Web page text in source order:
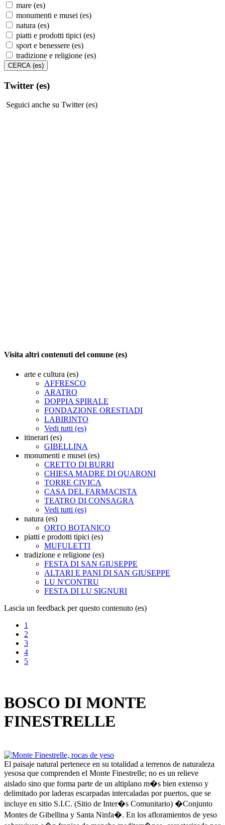
mare (es)
monumenti e musei (es)
natura (es)
piatti e prodotti tipici (es)
sport e benessere (es)
tradizione e religione (es)
Twitter (es)
Seguici anche su Twitter (es)
Visita altri contenuti del comune (es)
arte e cultura (es)
AFFRESCO
ARATRO
DOPPIA SPIRALE
FONDAZIONE ORESTIADI
LABIRINTO
Vedi tutti (es)
itinerari (es)
GIBELLINA
monumenti e musei (es)
CRETTO DI BURRI
CHIESA MADRE DI QUARONI
TORRE CIVICA
CASA DEL FARMACISTA
TEATRO DI CONSAGRA
Vedi tutti (es)
natura (es)
ORTO BOTANICO
piatti e prodotti tipici (es)
MUFULETTI
tradizione e religione (es)
FESTA DI SAN GIUSEPPE
ALTARI E PANI DI SAN GIUSEPPE
LU N'CONTRU
FESTA DI LU SIGNURI
Lascia un feedback per questo contenuto (es)
1
2
3
4
5
BOSCO DI MONTE
FINESTRELLE
El paisaje natural pertenece en su totalidad a terrenos de naturaleza
yesosa que comprenden el Monte Finestrelle; no es un relieve
aislado sino que forma parte de un altiplano m�s bien extenso y
delimitado por laderas escarpadas intercaladas por puertos, que se
incluye en sitio S.I.C. (Sitio de Inter�s Comunitario) �Conjunto
Montes de Gibellina y Santa Ninfa�. En los afloramientos de yeso